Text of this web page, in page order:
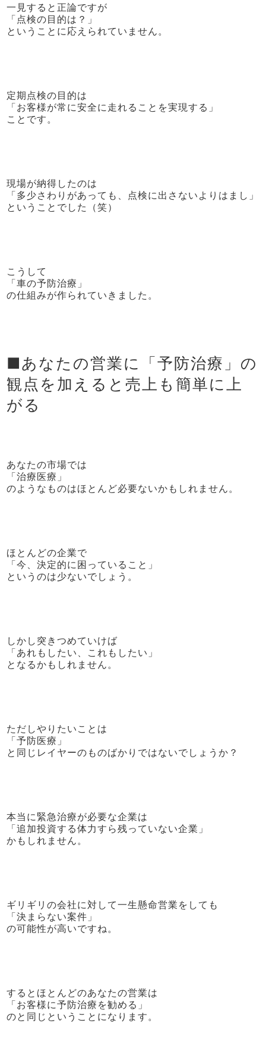
一見すると正論ですが
「点検の目的は？」
ということに応えられていません。
定期点検の目的は
「お客様が常に安全に走れることを実現する」
ことです。
現場が納得したのは
「多少さわりがあっても、点検に出さないよりはまし」
ということでした（笑）
こうして
「車の予防治療」
の仕組みが作られていきました。
■あなたの営業に「予防治療」の
観点を加えると売上も簡単に上
がる
あなたの市場では
「治療医療」
のようなものはほとんど必要ないかもしれません。
ほとんどの企業で
「今、決定的に困っていること」
というのは少ないでしょう。
しかし突きつめていけば
「あれもしたい、これもしたい」
となるかもしれません。
ただしやりたいことは
「予防医療」
と同じレイヤーのものばかりではないでしょうか？
本当に緊急治療が必要な企業は
「追加投資する体力すら残っていない企業」
かもしれません。
ギリギリの会社に対して一生懸命営業をしても
「決まらない案件」
の可能性が高いですね。
するとほとんどのあなたの営業は
「お客様に予防治療を勧める」
のと同じということになります。